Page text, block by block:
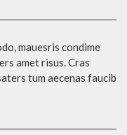
mauesris condime
amet risus. Cras
tum aecenas faucib